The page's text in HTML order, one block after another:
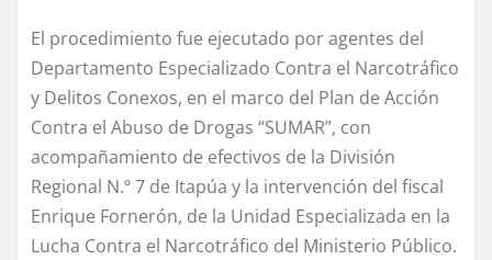
El procedimiento fue ejecutado por agentes del
Departamento Especializado Contra el Narcotráfico
y Delitos Conexos, en el marco del Plan de Acción
Contra el Abuso de Drogas “SUMAR”, con
acompañamiento de efectivos de la División
Regional N.º 7 de Itapúa y la intervención del fiscal
Enrique Fornerón, de la Unidad Especializada en la
Lucha Contra el Narcotráfico del Ministerio Público.